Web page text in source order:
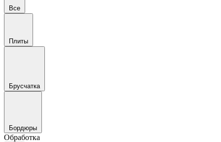
Все
Плиты
Брусчатка
Бордюры
Обработка